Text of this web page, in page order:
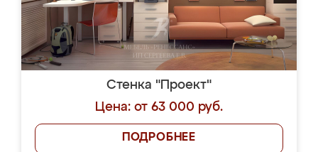
Стенка "Проект"
Цена: от 63 000 руб.
ПОДРОБНЕЕ